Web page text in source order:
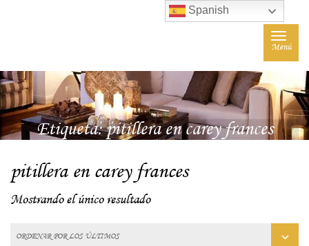
Toggle
Menú
Etiqueta:pitillera en carey frances
pitillera en carey frances
Mostrando el único resultado
Spanish